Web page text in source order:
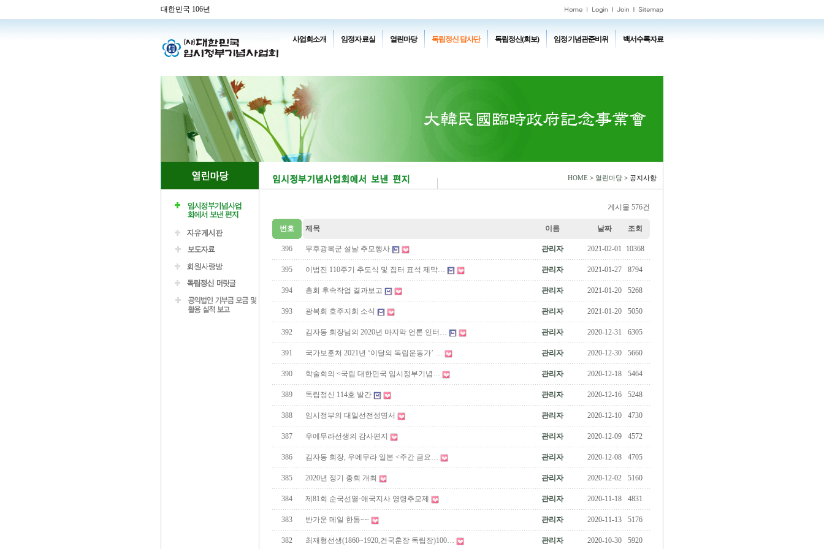
대한민국 106년
사업회소개 임정자료실 열린마당 독립정신 답사단 독립정신(회보) 임정기념관준비위 백서수록자료
HOME > 열린마당 > 공지사항
게시물 576건
번호 제목 이름 날짜 조회
396 무후광복군 설날 추모행사 관리자 2021-02-01 10368
395 이범진 110주기 추도식 및 집터 표석 제막… 관리자 2021-01-27 8794
394 총회 후속작업 결과보고 관리자 2021-01-20 5268
393 광복회 호주지회 소식 관리자 2021-01-20 5050
392 김자동 회장님의 2020년 마지막 언론 인터… 관리자 2020-12-31 6305
391 국가보훈처 2021년 ‘이달의 독립운동가’ … 관리자 2020-12-30 5660
390 학술회의 <국립 대한민국 임시정부기념… 관리자 2020-12-18 5464
389 독립정신 114호 발간 관리자 2020-12-16 5248
388 임시정부의 대일선전성명서 관리자 2020-12-10 4730
387 우에무라선생의 감사편지 관리자 2020-12-09 4572
386 김자동 회장, 우에무라 일본 <주간 금요… 관리자 2020-12-08 4705
385 2020년 정기 총회 개최 관리자 2020-12-02 5160
384 제81회 순국선열·애국지사 영령추모제 관리자 2020-11-18 4831
383 반가운 메일 한통~~ 관리자 2020-11-13 5176
382 최재형선생(1860~1920,건국훈장 독립장)100… 관리자 2020-10-30 5920